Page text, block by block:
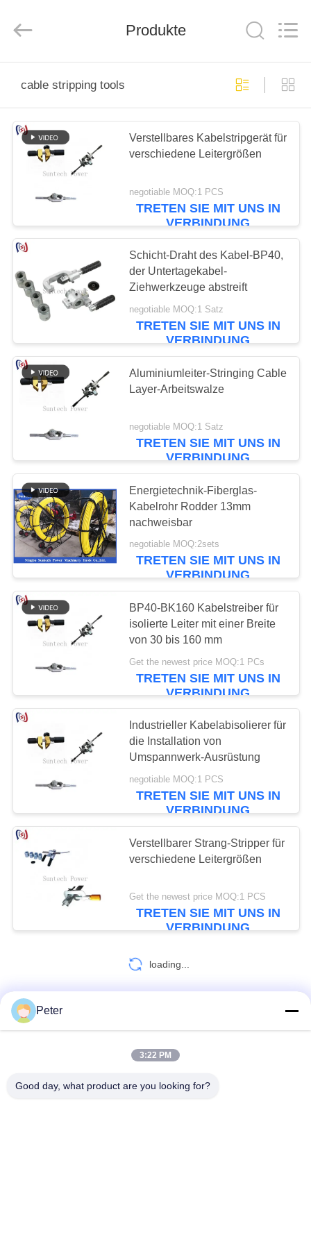
HAUSE
PRODUKTE
ÜBER
UNS
WERKSBESICHTIGUNG
QUALITÄTSKONTROLLE
NEUIGKEITEN
BITTE UM
EIN
ANGEBOT
SITEMAP
DATENSCHUTZRICHTLINIE
Tools
Co.,Ltd..
Reserved.
Produkte
cable stripping tools
Verstellbares Kabelstripgerät für
verschiedene Leitergrößen
negotiable MOQ:1 PCS
TRETEN SIE MIT UNS IN
VERBINDUNG
Schicht-Draht des Kabel-BP40,
der Untertagekabel-
Ziehwerkzeuge abstreift
negotiable MOQ:1 Satz
TRETEN SIE MIT UNS IN
VERBINDUNG
Aluminiumleiter-Stringing Cable
Layer-Arbeitswalze
negotiable MOQ:1 Satz
TRETEN SIE MIT UNS IN
VERBINDUNG
Energietechnik-Fiberglas-
Kabelrohr Rodder 13mm
nachweisbar
negotiable MOQ:2sets
TRETEN SIE MIT UNS IN
VERBINDUNG
BP40-BK160 Kabelstreiber für
isolierte Leiter mit einer Breite
von 30 bis 160 mm
Get the newest price MOQ:1 PCs
TRETEN SIE MIT UNS IN
VERBINDUNG
Industrieller Kabelabisolierer für
die Installation von
Umspannwerk-Ausrüstung
negotiable MOQ:1 PCS
TRETEN SIE MIT UNS IN
VERBINDUNG
Verstellbarer Strang-Stripper für
verschiedene Leitergrößen
Get the newest price MOQ:1 PCS
TRETEN SIE MIT UNS IN
VERBINDUNG
loading...
Peter
3:22 PM
Good day, what product are you looking for?